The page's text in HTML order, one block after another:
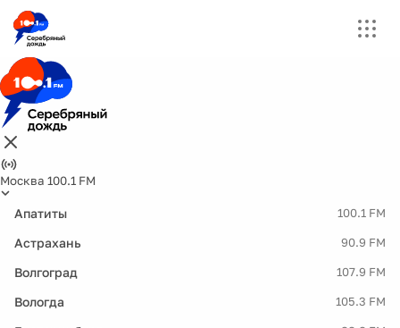
Москва 100.1 FM
Апатиты 100.1 FM
Астрахань 90.9 FM
Волгоград 107.9 FM
Вологда 105.3 FM